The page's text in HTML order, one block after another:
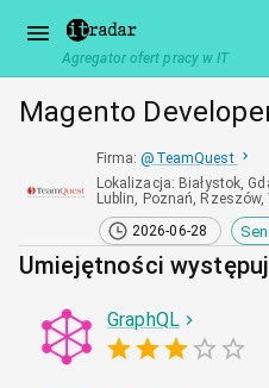
Agregator ofert pracy w IT
Magento
Firma: @ TeamQuest
Lokalizacja: Białystok,
Lublin, Poznań,
2026-06-28
Umiejętności
GraphQL